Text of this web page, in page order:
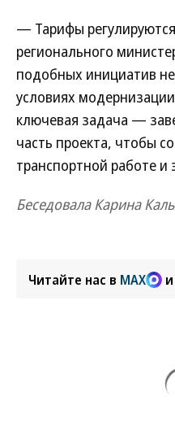
— Тарифы
регионального
подобных инициатив
условиях
ключевая задача —
часть проекта, чтобы
транспортной работе и
Беседовала Карина
Читайте нас в MAX